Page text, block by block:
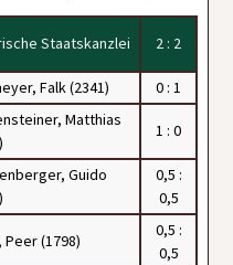
Staatskanzlei 2 : 2
Falk (2341) 0 : 1
Matthias
1 : 0
Guido
0,5 :
0,5
Peer (1798)
0,5 :
0,5